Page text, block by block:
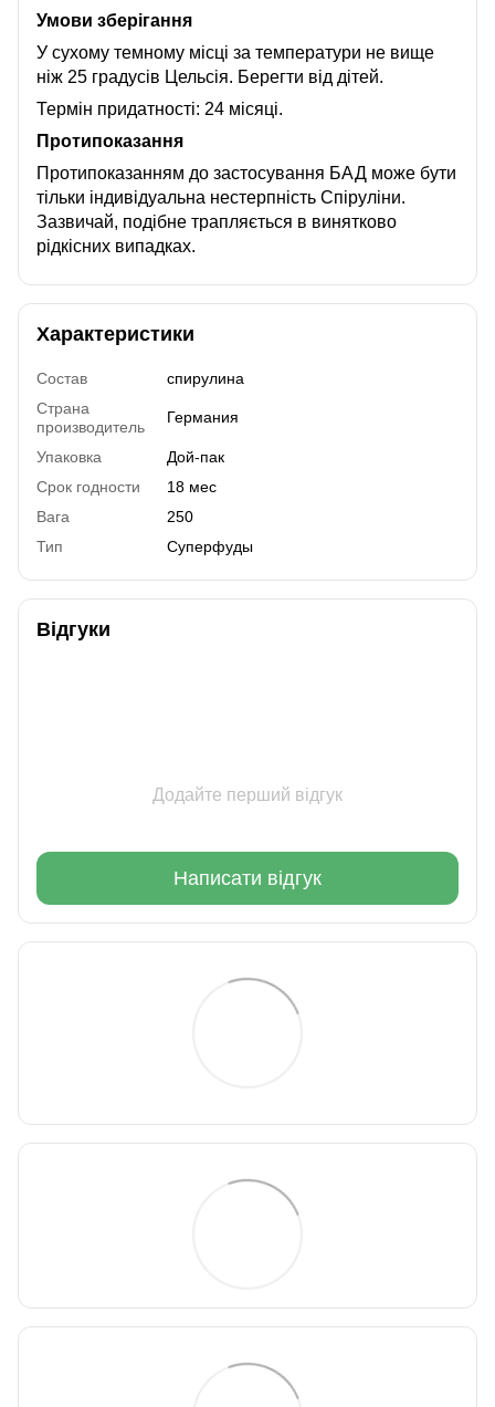
Умови зберігання
У сухому темному місці за температури не вище
ніж 25 градусів Цельсія. Берегти від дітей.
Термін придатності: 24 місяці.
Протипоказання
Протипоказанням до застосування БАД може бути
тільки індивідуальна нестерпність Спіруліни.
Зазвичай, подібне трапляється в винятково
рідкісних випадках.
Характеристики
Состав
спирулина
Страна
производитель
Германия
Упаковка
Дой-пак
Срок годности
18 мес
Вага
250
Тип
Суперфуды
Відгуки
Додайте перший відгук
Написати відгук